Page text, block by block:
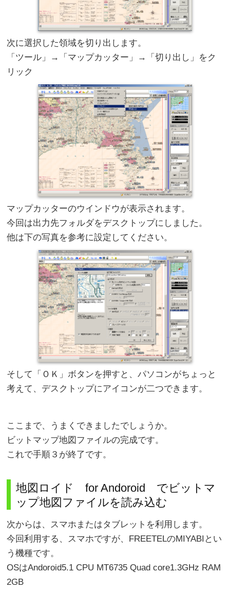
次に選択した領域を切り出します。
「ツール」→「マップカッター」→「切り出し」をク
リック
マップカッターのウインドウが表示されます。
今回は出力先フォルダをデスクトップにしました。
他は下の写真を参考に設定してください。
そして「ＯＫ」ボタンを押すと、パソコンがちょっと
考えて、デスクトップにアイコンが二つできます。
ここまで、うまくできましたでしょうか。
ビットマップ地図ファイルの完成です。
これで手順３が終了です。
地図ロイド for Andoroid でビットマ
ップ地図ファイルを読み込む
次からは、スマホまたはタブレットを利用します。
今回利用する、スマホですが、FREETELのMIYABIとい
う機種です。
OSはAndoroid5.1 CPU MT6735 Quad core1.3GHz RAM
2GB